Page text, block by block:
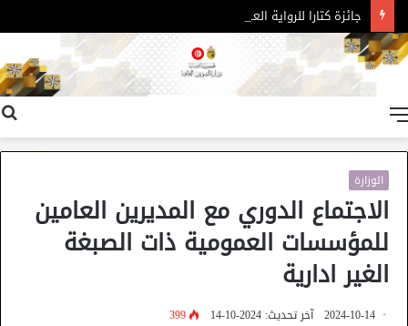
جائزة كتارا للرواية العربية – الدورة 11
الوزارة
الاجتماع الدوري مع المديرين العامين
للمؤسسات العمومية ذات الصبغة
الغير ادارية
2024-10-14 آخر تحديث: 2024-10-14 399